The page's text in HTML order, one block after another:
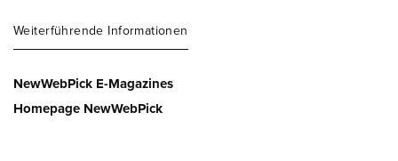
Weiterführende Informationen
NewWebPick E-Magazines
Homepage NewWebPick